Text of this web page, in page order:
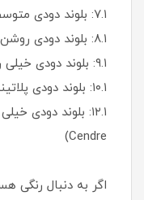
۷.۱: بلوند دودی متوسط (Medium Blonde Cendre)
۸.۱: بلوند دودی روشن (Light Blonde Cendre)
۹.۱: بلوند دودی خیلی روشن (Very Light Blonde Cendre)
۱۰.۱: بلوند دودی پلاتینه (Platinum Cendre)
Cendre)
اگر به دنبال رنگی